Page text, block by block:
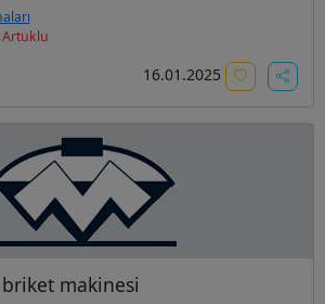
16.01.2025
makinesi